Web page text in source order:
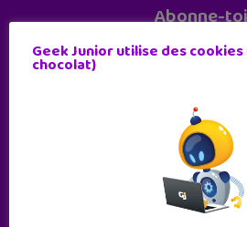
Abonne-
11 numéros par
Geek Junior utilise des
chocolat)